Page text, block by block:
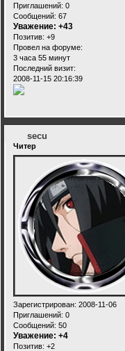
Приглашений: 0
Сообщений: 67
Уважение: +43
Позитив: +9
Провел на форуме:
3 часа 55 минут
Последний визит:
2008-11-15 20:16:39
secu
Читер
Зарегистрирован: 2008-11-06
Приглашений: 0
Сообщений: 50
Уважение: +4
Позитив: +2